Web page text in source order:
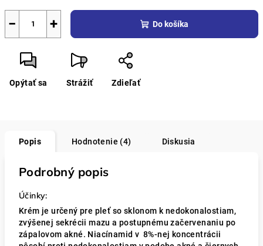
+
− Do košíka
Opýtať sa Strážiť Zdieľať
Popis Hodnotenie (4) Diskusia
Podrobný popis
Účinky:
Krém je určený pre pleť so sklonom k ​​nedokonalostiam,
zvýšenej sekrécii mazu a postupnému začervenaniu po
zápalovom akné. Niacínamid v 8%-nej koncentrácii